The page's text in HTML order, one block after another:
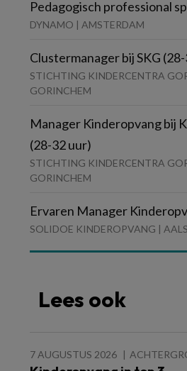
Pedagogisch professional
DYNAMO | AMSTERDAM
Clustermanager bij SKG
STICHTING KINDERCENTRA
GORINCHEM
Manager Kinderopvang bij
(28-32 uur)
STICHTING KINDERCENTRA
GORINCHEM
Ervaren Manager
SOLIDOE KINDEROPVANG |
Lees ook
7 AUGUSTUS 2026